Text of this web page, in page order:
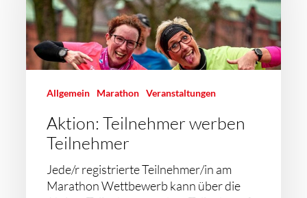
Allgemein Marathon Veranstaltungen
Aktion: Teilnehmer werben
Teilnehmer
Jede/r registrierte Teilnehmer/in am
Marathon Wettbewerb kann über die